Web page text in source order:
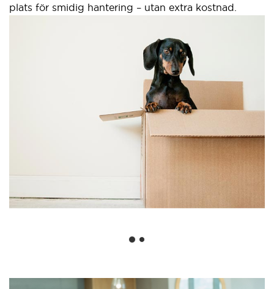
plats för smidig hantering – utan extra kostnad.